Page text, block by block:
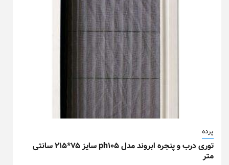
پرده
توری درب و پنجره ابروند مدل ph105 سایز ۷۵*۲۱۵ سانتی
متر